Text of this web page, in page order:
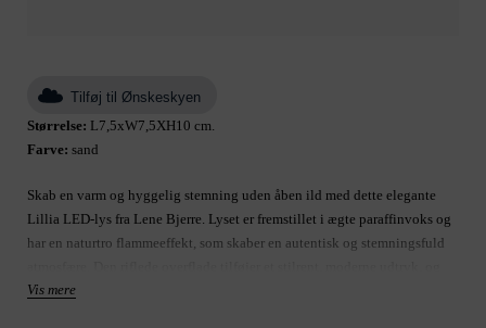
Tilføj til Ønskeskyen
Størrelse: L7,5xW7,5XH10 cm.
Farve: sand
Skab en varm og hyggelig stemning uden åben ild med dette elegante
Lillia LED-lys fra Lene Bjerre. Lyset er fremstillet i ægte paraffinvoks og
har en naturtro flammeeffekt, som skaber en autentisk og stemningsfuld
lyset findes i flere størrelser og farver, så du nemt kan skabe dit eget
Vis mere